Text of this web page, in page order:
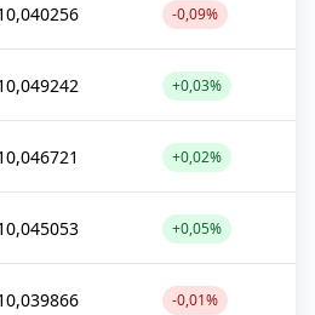
-0,09%
+0,03%
+0,02%
+0,05%
-0,01%